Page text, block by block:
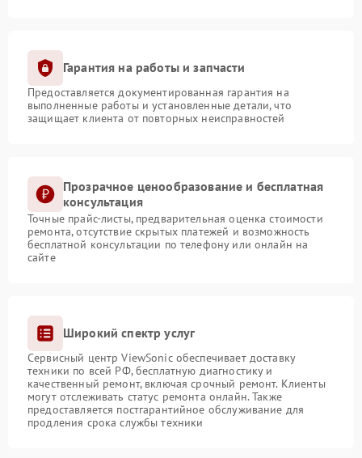
Гарантия на работы и запчасти
Предоставляется документированная гарантия на
выполненные работы и установленные детали, что
защищает клиента от повторных неисправностей
Прозрачное ценообразование и бесплатная
консультация
Точные прайс-листы, предварительная оценка стоимости
ремонта, отсутствие скрытых платежей и возможность
бесплатной консультации по телефону или онлайн на
сайте
Широкий спектр услуг
Сервисный центр ViewSonic обеспечивает доставку
техники по всей РФ, бесплатную диагностику и
качественный ремонт, включая срочный ремонт. Клиенты
могут отслеживать статус ремонта онлайн. Также
предоставляется постгарантийное обслуживание для
продления срока службы техники